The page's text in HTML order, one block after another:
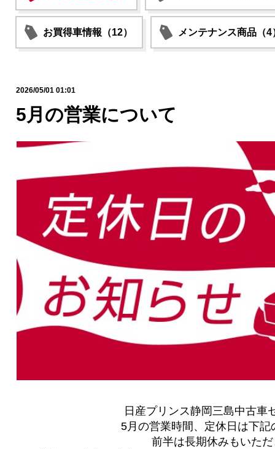
お買得車情報（12） メンテナンス商品（4
2026/05/01 01:01
5月の営業について
日産プリンス静岡三島中古車
5月の営業時間、定休日は下記
前半は長期休みもいた